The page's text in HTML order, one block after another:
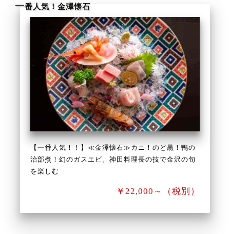
一番人気！金澤懐石
【一番人気！！】≪金澤懐石≫カニ！のど黒！鴨の
治部煮！幻のガスエビ。神田料理長の技で金沢の旬
を楽しむ
￥22,000～（税別）